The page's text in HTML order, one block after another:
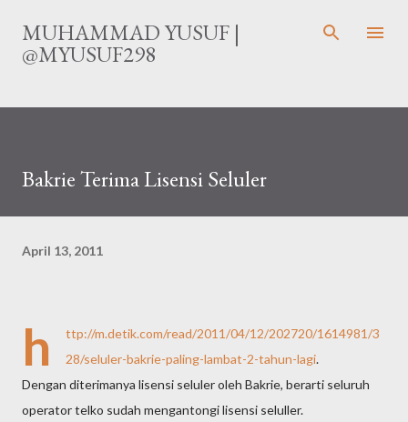
Langsung ke konten utama
MUHAMMAD YUSUF |
@MYUSUF298
Bakrie Terima Lisensi Seluler
April 13, 2011
h
ttp://m.detik.com/read/2011/04/12/202720/1614981/3
28/seluler-bakrie-paling-lambat-2-tahun-lagi.
Dengan diterimanya lisensi seluler oleh Bakrie, berarti seluruh
operator telko sudah mengantongi lisensi seluller.